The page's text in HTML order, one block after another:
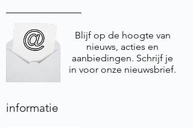
Blijf op de hoogte van
nieuws, acties en
aanbiedingen. Schrijf je
in voor onze nieuwsbrief.
informatie